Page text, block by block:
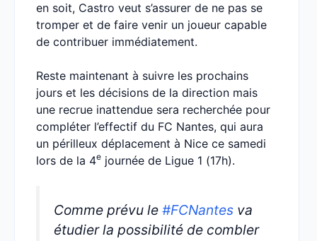
en soit, Castro veut s’assurer de ne pas se
tromper et de faire venir un joueur capable
de contribuer immédiatement.
Reste maintenant à suivre les prochains
jours et les décisions de la direction mais
une recrue inattendue sera recherchée pour
compléter l’effectif du FC Nantes, qui aura
un périlleux déplacement à Nice ce samedi
lors de la 4e journée de Ligue 1 (17h).
Comme prévu le #FCNantes va
étudier la possibilité de combler